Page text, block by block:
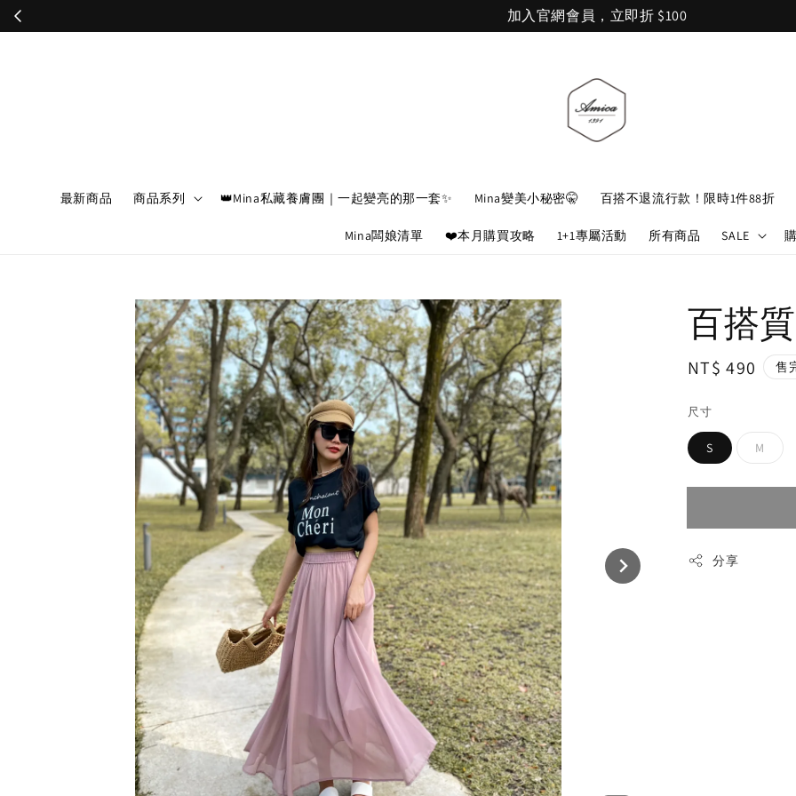
加入官網會員，立即折 $100
最新商品 商品系列 👑Mina私藏養膚團｜一起變亮的那一套✨ Mina變美小秘密🤫 百搭不退流行款！限時1件88折
Mina闆娘清單 ❤️本月購買攻略 1+1專屬活動 所有商品 SALE
百搭
Regular
NT$ 490 售
尺寸
S M
分享